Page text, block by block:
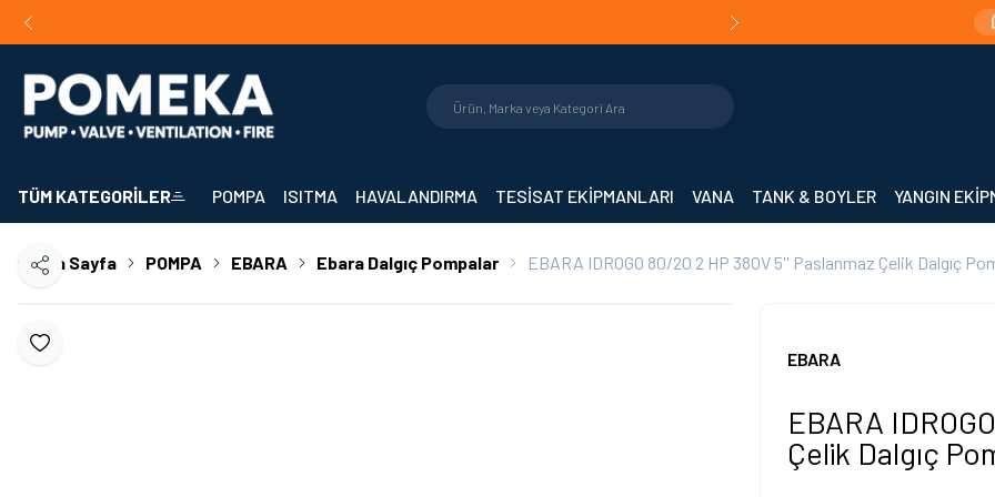
Orijinal Ürün Garantisi | Mühendislik
TÜM KATEGORİLER POMPA ISITMA HAVALANDIRMA TESİSAT EKİPMANLARI VANA TANK & BOYLER YANGIN
Ana Sayfa POMPA EBARA Ebara Dalgıç Pompalar EBARA IDROGO 80/20 2 HP 380V 5'' Paslanmaz Çelik Dalgıç
Favoriye Ekle
Paylaş
EBARA
EBARA
Çelik Dalgıç